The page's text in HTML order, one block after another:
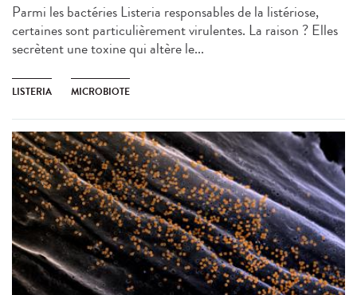
Parmi les bactéries Listeria responsables de la listériose,
certaines sont particulièrement virulentes. La raison ? Elles
secrètent une toxine qui altère le...
LISTERIA MICROBIOTE